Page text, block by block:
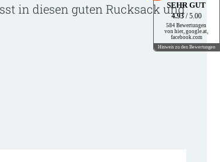
in diesen guten Rucksack undSEHR GUT
4.93/ 5.00
584 Bewertungen
von hier, google.at,
facebook.com
Hinweis zu den Bewertungen